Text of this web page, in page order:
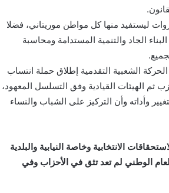
ليستفيد منها كل مواطن موريتاني، فضلا
الجاد والتنمية المستدامة ومحاسبة
الشعبية التقدمية إطلاق حملة انتساب
ثم الهيئات القيادية وفق التسلسل المعهود،
وأداته وأن التركيز على الشباب والنساء
الانتخابية وخاصة النيابية والبلدية
الوطني لم تعد تثق في الأحزاب وفي